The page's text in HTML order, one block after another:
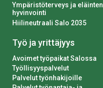
Ympäristöterveys ja eläinten
hyvinvointi
Hiilineutraali Salo 2035
Työ ja yrittäjyys
Avoimet työpaikat Salossa
Työllisyyspalvelut
Palvelut työnhakijoille